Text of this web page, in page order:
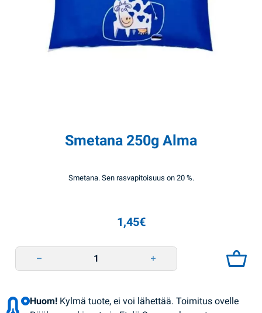
Smetana 250g Alma
Smetana. Sen rasvapitoisuus on 20 %.
1,45€
Huom! Kylmä tuote, ei voi lähettää. Toimitus ovelle